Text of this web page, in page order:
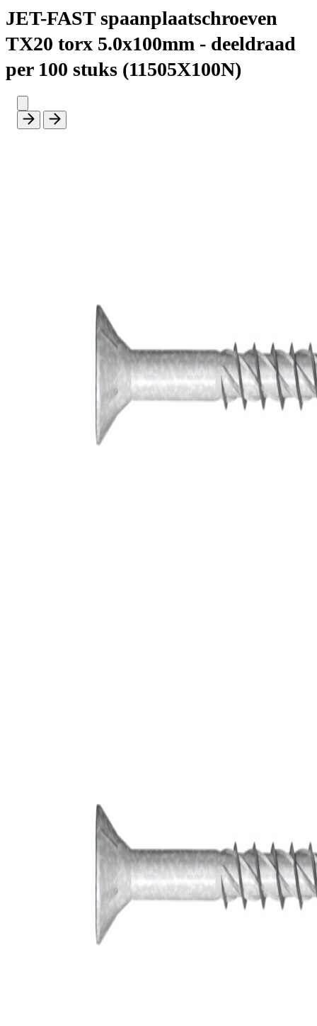
JET-FAST spaanplaatschroeven
TX20 torx 5.0x100mm - deeldraad
per 100 stuks (11505X100N)